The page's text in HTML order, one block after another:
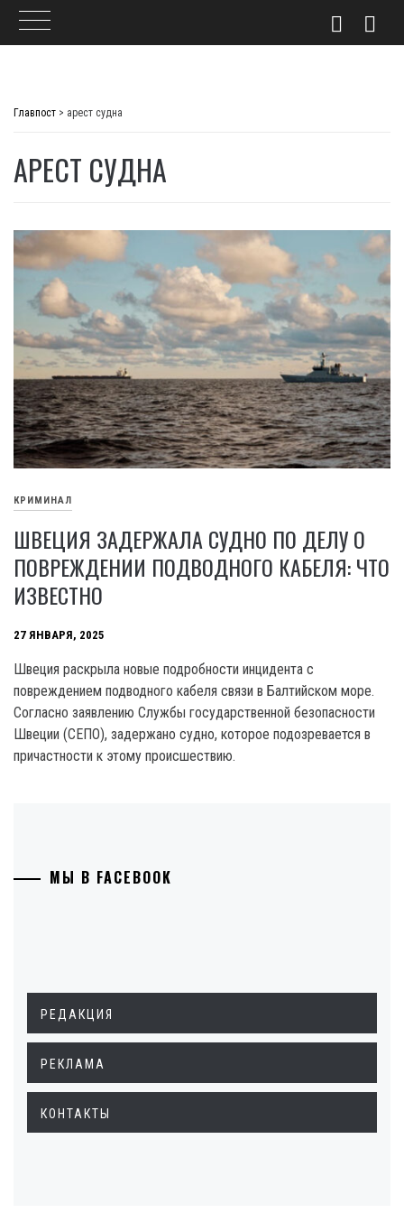
Главпост > арест судна
АРЕСТ СУДНА
КРИМИНАЛ
ШВЕЦИЯ ЗАДЕРЖАЛА СУДНО ПО ДЕЛУ О
ПОВРЕЖДЕНИИ ПОДВОДНОГО КАБЕЛЯ: ЧТО
ИЗВЕСТНО
27 ЯНВАРЯ, 2025
Швеция раскрыла новые подробности инцидента с
повреждением подводного кабеля связи в Балтийском море.
Согласно заявлению Службы государственной безопасности
Швеции (СЕПО), задержано судно, которое подозревается в
причастности к этому происшествию.
МЫ В FACEBOOK
РЕДАКЦИЯ
РЕКЛАМА
КОНТАКТЫ